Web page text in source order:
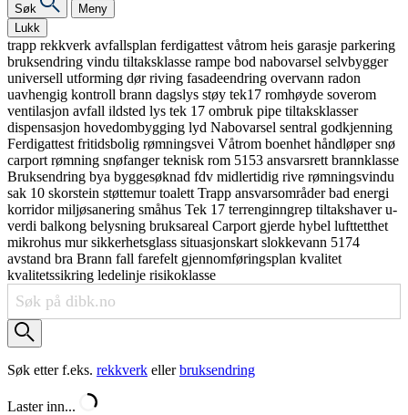
Søk
Meny
Lukk
trapp rekkverk avfallsplan ferdigattest våtrom heis garasje parkering
bruksendring vindu tiltaksklasse rampe bod nabovarsel selvbygger
universell utforming dørriving fasadeendring overvann radon
uavhengig kontroll brann dagslys støy tek17 romhøyde soverom
ventilasjon avfall ildsted lys tek 17 ombruk pipe tiltaksklasser
dispensasjon hovedombygging lyd Nabovarsel sentral godkjenning
Ferdigattest fritidsbolig rømningsvei Våtrom boenhet håndløpersnø
carport rømning snøfangerteknisk rom 5153 ansvarsrett brannklasse
Bruksendring bya byggesøknad fdv midlertidig rive rømningsvindu
sak 10 skorstein støttemurtoalett Trapp ansvarsområderbad energi
korridormiljøsanering småhus Tek 17 terrenginngrep tiltakshaveru-
verdi balkong belysning bruksareal Carport gjerde hybel lufttetthet
mikrohus mursikkerhetsglass situasjonskart slokkevann 5174
avstand bra Brann fall farefelt gjennomføringsplan kvalitet
kvalitetssikring ledelinje risikoklasse
Søk etter f.eks. rekkverk ellerbruksendring
Laster inn...